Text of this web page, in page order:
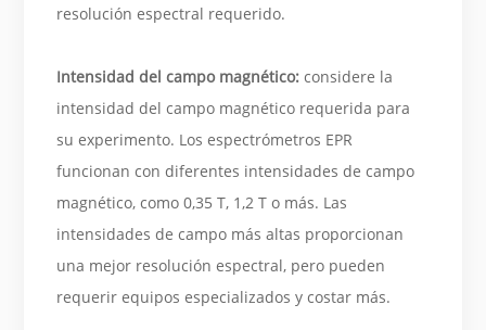
resolución espectral requerido.
Intensidad del campo magnético: considere la
intensidad del campo magnético requerida para
su experimento. Los espectrómetros EPR
funcionan con diferentes intensidades de campo
magnético, como 0,35 T, 1,2 T o más. Las
intensidades de campo más altas proporcionan
una mejor resolución espectral, pero pueden
requerir equipos especializados y costar más.